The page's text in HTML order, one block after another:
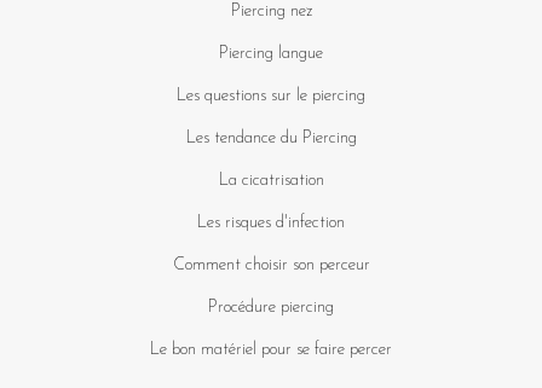
Piercing nez
Piercing langue
Les questions sur le piercing
Les tendance du Piercing
La cicatrisation
Les risques d'infection
Comment choisir son perceur
Procédure piercing
Le bon matériel pour se faire percer